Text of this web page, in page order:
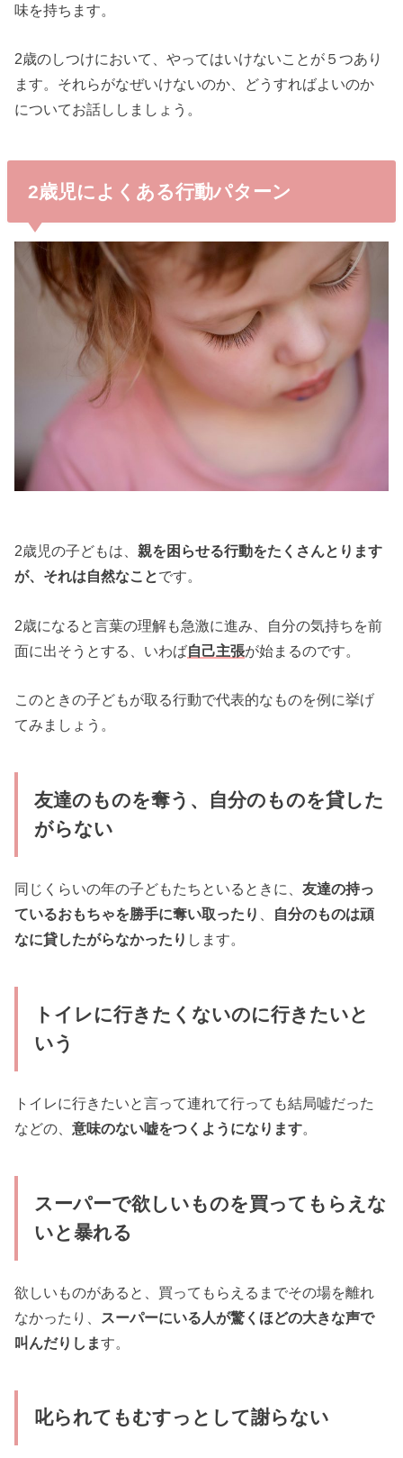
味を持ちます。
2歳のしつけにおいて、やってはいけないことが５つあり
ます。それらがなぜいけないのか、どうすればよいのか
についてお話ししましょう。
2歳児によくある行動パターン
2歳児の子どもは、親を困らせる行動をたくさんとります
が、それは自然なことです。
2歳になると言葉の理解も急激に進み、自分の気持ちを前
面に出そうとする、いわば自己主張が始まるのです。
このときの子どもが取る行動で代表的なものを例に挙げ
てみましょう。
友達のものを奪う、自分のものを貸した
がらない
同じくらいの年の子どもたちといるときに、友達の持っ
ているおもちゃを勝手に奪い取ったり
自分のものは頑
なに貸したがらなかったり します。
トイレに行きたくないのに行きたいと
いう
トイレに行きたいと言って連れて行っても結局嘘だった
などの、意味のない嘘をつくようになります。
スーパーで欲しいものを買ってもらえな
いと暴れる
欲しいものがあると、買ってもらえるまでその場を離れ
なかったり、 スーパーにいる人が驚くほどの大きな声で
叫んだりします。
叱られてもむすっとして謝らない